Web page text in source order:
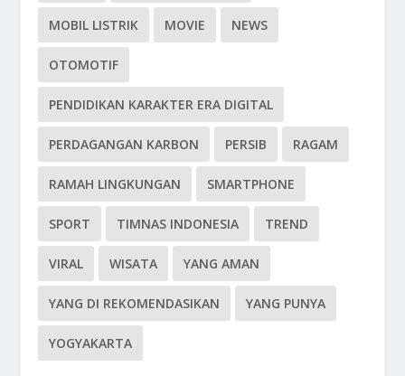
MOBIL LISTRIK MOVIE NEWS
OTOMOTIF
PENDIDIKAN KARAKTER ERA DIGITAL
PERDAGANGAN KARBON PERSIB RAGAM
RAMAH LINGKUNGAN SMARTPHONE
SPORT TIMNAS INDONESIA TREND
VIRAL WISATA YANG AMAN
YANG DI REKOMENDASIKAN YANG PUNYA
YOGYAKARTA